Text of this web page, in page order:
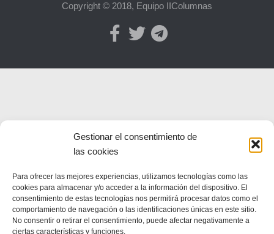
Gestionar el consentimiento de
las cookies
Para ofrecer las mejores experiencias, utilizamos tecnologías como las
cookies para almacenar y/o acceder a la información del dispositivo. El
consentimiento de estas tecnologías nos permitirá procesar datos como el
comportamiento de navegación o las identificaciones únicas en este sitio.
No consentir o retirar el consentimiento, puede afectar negativamente a
ciertas características y funciones.
Copyright © 2018, Equipo IIColumnas